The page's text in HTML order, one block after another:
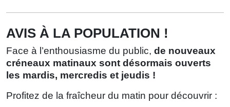
AVIS À LA POPULATION !
Face à l’enthousiasme du public, de nouveaux
créneaux matinaux sont désormais ouverts
les mardis, mercredis et jeudis !
Profitez de la fraîcheur du matin pour découvrir :